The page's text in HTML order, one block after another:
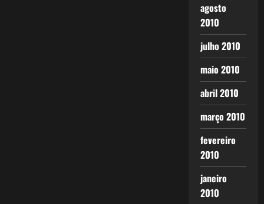
agosto
2010
julho 2010
maio 2010
abril 2010
março 2010
fevereiro
2010
janeiro
2010